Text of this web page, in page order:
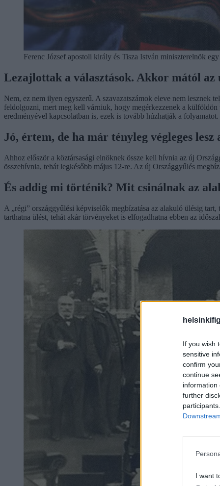
If you wish
sensitive
confirm
continue
information
further
I want
Ferenc József apostoli király és Tisza István miniszterelnök
Lezajlottak a választások. Akkor mától
Nem, ez nem ilyen egyszerű. A szavazatszámok eleve nem lesznek
feldolgozni, mert meg kell várniuk, hogy megérkezzenek a külföldön
eredményével kapcsolatban is, ezek is tovább húzhatják a
Jó, értem, de ha már tényleg végleges
Ahhoz először a köztársasági elnöknek össze kell hívnia az új
összehívnia, tehát legkésőbb május 12-re. Az új Országgyűlés
És addig mi történik? Mit csinálnak az
A „régi” országgyűlési képviselők megbízatása az alakuló ülésig
tarthatna ülést, tehát akár törvényeket is elfogadhatna ebben az